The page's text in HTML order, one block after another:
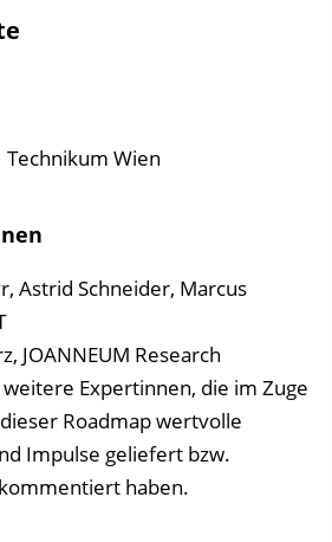
Wien
Astrid Schneider, Marcus
JOANNEUM Research
Expertinnen, die im Zuge
Roadmap wertvolle
Impulse geliefert bzw.
haben.